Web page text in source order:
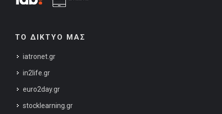
ΤΟ ΔΙΚΤΥΟ ΜΑΣ
iatronet.gr
in2life.gr
euro2day.gr
stocklearning.gr